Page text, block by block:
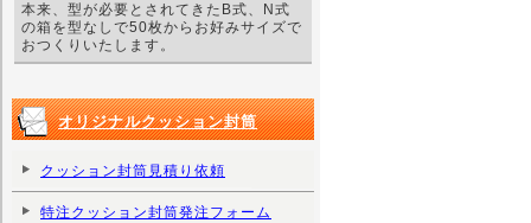
本来、型が必要とされてきたB式、N式
の箱を型なしで50枚からお好みサイズで
おつくりいたします。
オリジナルクッション封筒
クッション封筒見積り依頼
特注クッション封筒発注フォーム